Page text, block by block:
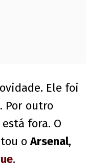
Ele foi
Por outro
está fora. O
oArsenal,
.